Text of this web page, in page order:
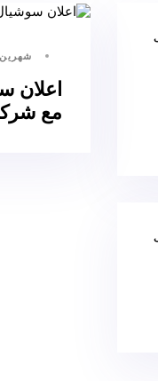
شهرين AGO
اعلان
مع